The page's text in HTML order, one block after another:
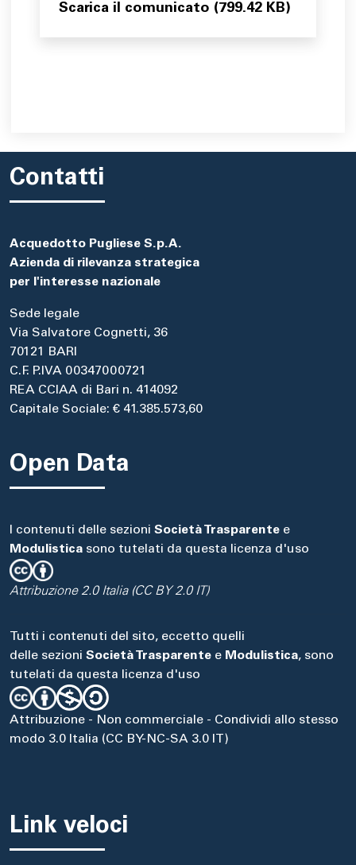
Scarica il comunicato (799.42 KB)
Contatti
Acquedotto Pugliese S.p.A.
Azienda di rilevanza strategica
per l'interesse nazionale
Sede legale
Via Salvatore Cognetti, 36
70121 BARI
C.F. P.IVA 00347000721
REA CCIAA di Bari n. 414092
Capitale Sociale: € 41.385.573,60
Open Data
I contenuti delle sezioni Società Trasparente e
Modulistica sono tutelati da questa licenza d'uso
Attribuzione 2.0 Italia (CC BY 2.0 IT)
Tutti i contenuti del sito, eccetto quelli
delle sezioni Società Trasparente e Modulistica, sono
tutelati da questa licenza d'uso
Attribuzione - Non commerciale - Condividi allo stesso
modo 3.0 Italia (CC BY-NC-SA 3.0 IT)
Link veloci